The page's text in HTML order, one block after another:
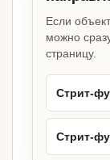
Если
можно
страницу.
Стрит-
Стрит-